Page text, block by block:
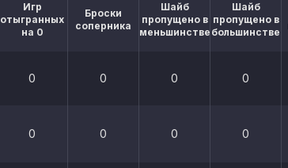
Игр
отыгранных
на 0
Броски
соперника
Шайб
пропущено в
меньшинстве
Шайб
пропущено в
большинстве
0 0 0 0
0 0 0 0